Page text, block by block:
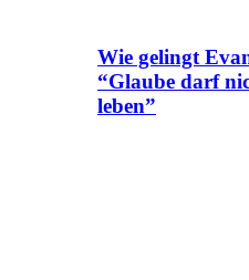
Wie gelingt
“Glaube darf
leben”